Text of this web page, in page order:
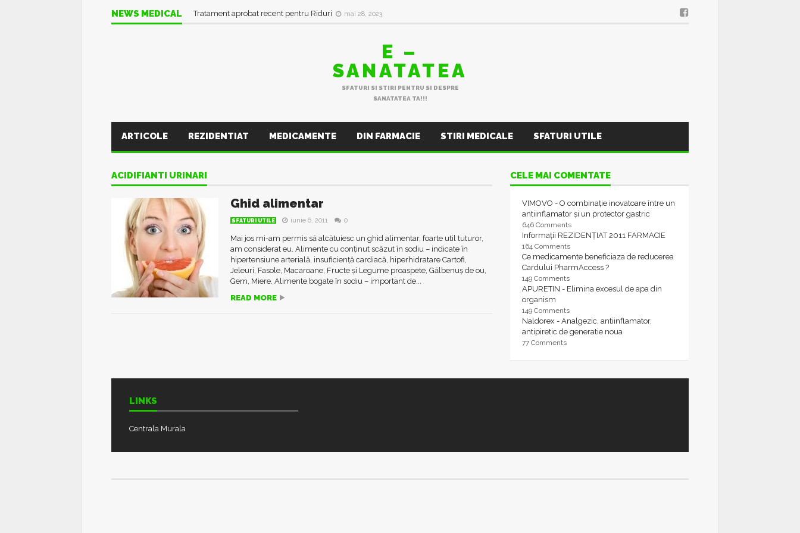
NEWS MEDICAL Tratament aprobat recent pentru Riduri mai 28, 2023
E –
SANATATEA
SFATURI SI STIRI PENTRU SI DESPRE
SANATATEA TA!!!
ARTICOLE REZIDENTIAT MEDICAMENTE DIN FARMACIE STIRI MEDICALE SFATURI UTILE
ACIDIFIANTI URINARI
Ghid alimentar
SFATURI UTILE iunie 6, 2011 0
Mai jos mi-am permis să alcătuiesc un ghid alimentar, foarte util tuturor,
am considerat eu. Alimente cu conținut scăzut în sodiu – indicate în
hipertensiune arterială, insuficiență cardiacă, hiperhidratare Cartofi,
Jeleuri, Fasole, Macaroane, Fructe și Legume proaspete, Gălbenuș de ou,
Gem, Miere. Alimente bogate în sodiu – important de...
READ MORE
CELE MAI COMENTATE
VIMOVO - O combinație inovatoare între un
antiinflamator și un protector gastric
646 Comments
Informații REZIDENȚIAT 2011 FARMACIE
164 Comments
Ce medicamente beneficiaza de reducerea
Cardului PharmAccess ?
149 Comments
APURETIN - Elimina excesul de apa din
organism
149 Comments
Naldorex - Analgezic, antiinflamator,
antipiretic de generatie noua
77 Comments
LINKS
Centrala Murala